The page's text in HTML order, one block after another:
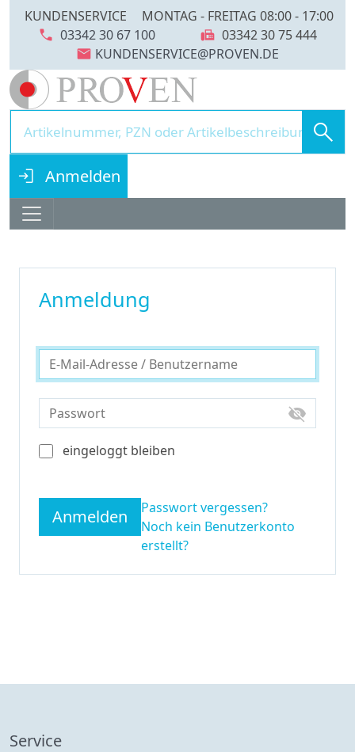
KUNDENSERVICE MONTAG - FREITAG 08:00 - 17:00
call 03342 30 67 100 fax 03342 30 75 444
mail
search
login Anmelden
Anmeldung
visibility_off
eingeloggt bleiben
Anmelden
Passwort vergessen?
Noch kein Benutzerkonto
erstellt?
Service